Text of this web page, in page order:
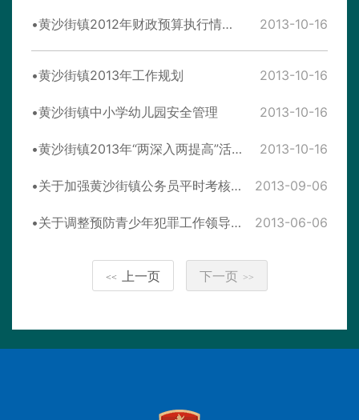
黄沙街镇2012年财政预算执行情况和2013年财政预算 2013-10-16
黄沙街镇2013年工作规划 2013-10-16
黄沙街镇中小学幼儿园安全管理 2013-10-16
黄沙街镇2013年“两深入两提高”活动实施方案 2013-10-16
关于加强黄沙街镇公务员平时考核工作的实施意见 2013-09-06
关于调整预防青少年犯罪工作领导小组的通知 2013-06-06
<< 上一页 下一页 >>